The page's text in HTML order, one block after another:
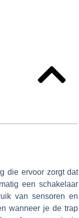
die ervoor zorgt dat
een schakelaar
van sensoren en
wanneer je de trap